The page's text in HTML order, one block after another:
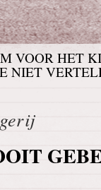
VOOR HET
NIET